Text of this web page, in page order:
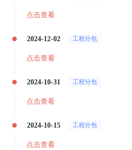
点击查看
2024-12-02 工程分包
点击查看
2024-10-31 工程分包
点击查看
2024-10-15 工程分包
点击查看